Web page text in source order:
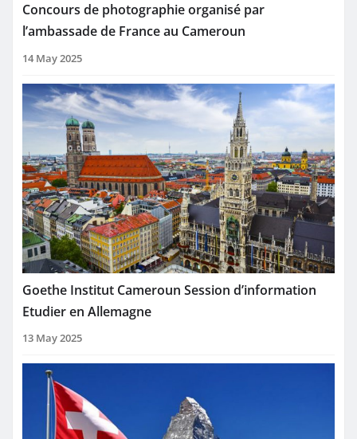
Concours de photographie organisé par
l’ambassade de France au Cameroun
14 May 2025
Goethe Institut Cameroun Session d’information
Etudier en Allemagne
13 May 2025